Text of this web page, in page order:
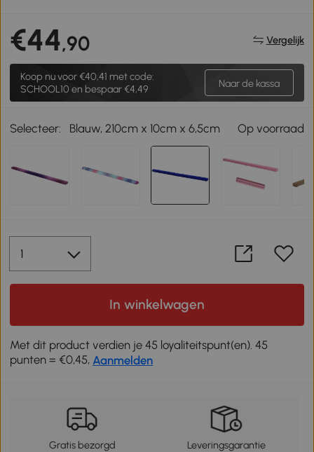
€44,90 Vergelijk
Koop nu voor €40,41 met code:
SCHOOL10 en bespaar €4,49
Naar de kassa
Selecteer: Blauw, 210cm x 10cm x 6,5cm Op voorraad
In winkelwagen
Met dit product verdien je 45 loyaliteitspunt(en). 45
punten = €0,45, Aanmelden
Gratis bezorgd Leveringsgarantie